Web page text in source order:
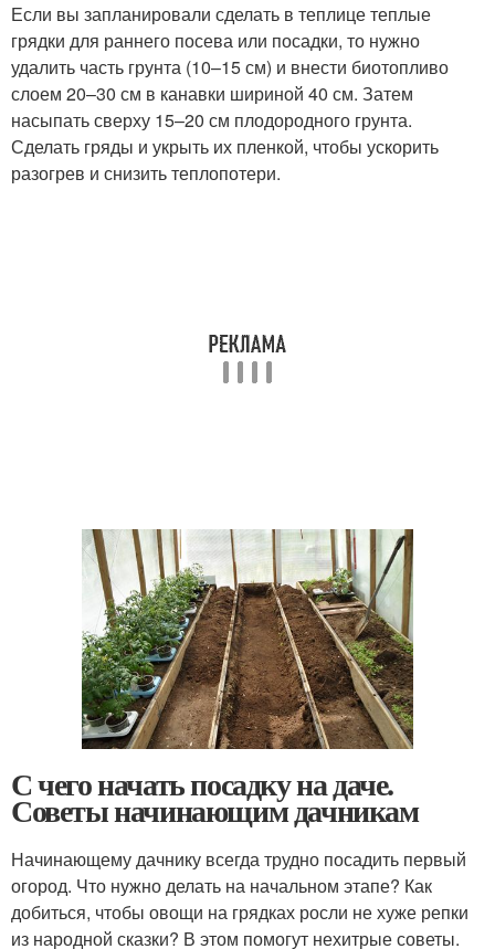
Если вы запланировали сделать в теплице теплые
грядки для раннего посева или посадки, то нужно
удалить часть грунта (10–15 см) и внести биотопливо
слоем 20–30 см в канавки шириной 40 см. Затем
насыпать сверху 15–20 см плодородного грунта.
Сделать гряды и укрыть их пленкой, чтобы ускорить
разогрев и снизить теплопотери.
С чего начать посадку на даче.
Советы начинающим дачникам
Начинающему дачнику всегда трудно посадить первый
огород. Что нужно делать на начальном этапе? Как
добиться, чтобы овощи на грядках росли не хуже репки
из народной сказки? В этом помогут нехитрые советы.